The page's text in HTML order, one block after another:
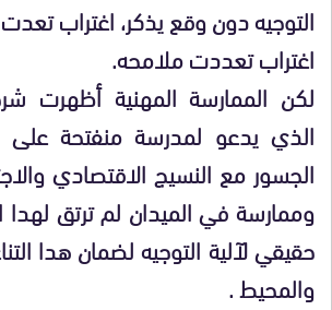
التوجيه دون وقع يذكر، اغتراب
اغتراب تعددت ملامحه.
لكن الممارسة المهنية أظهرت
الذي يدعو لمدرسة منفتحة
الجسور مع النسيج الاقتصادي
وممارسة في الميدان لم ترتق لهدا
حقيقي لآلية التوجيه لضمان هدا
والمحيط .